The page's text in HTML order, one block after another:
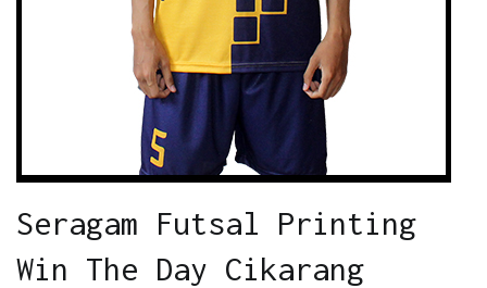
Seragam Futsal Printing
Win The Day Cikarang